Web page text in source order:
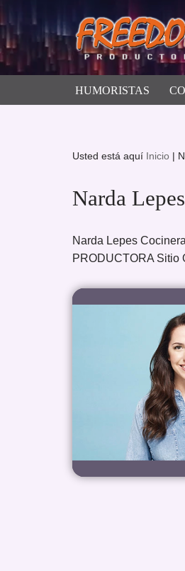
Saltar
contenido
HUMORISTAS
Usted está aquí Inicio |
Narda
Narda Lepes
PRODUCTORA Sitio